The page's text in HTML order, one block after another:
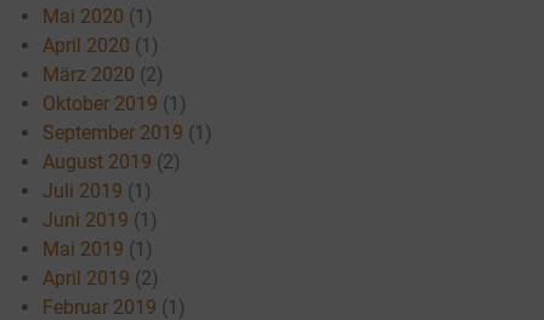
Mai 2020 (1)
April 2020 (1)
März 2020 (2)
Oktober 2019 (1)
September 2019 (1)
August 2019 (2)
Juli 2019 (1)
Juni 2019 (1)
Mai 2019 (1)
April 2019 (2)
Februar 2019 (1)